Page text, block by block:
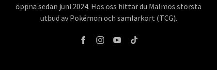
öppna sedan juni 2024. Hos oss hittar du Malmös största
utbud av Pokémon och samlarkort (TCG).